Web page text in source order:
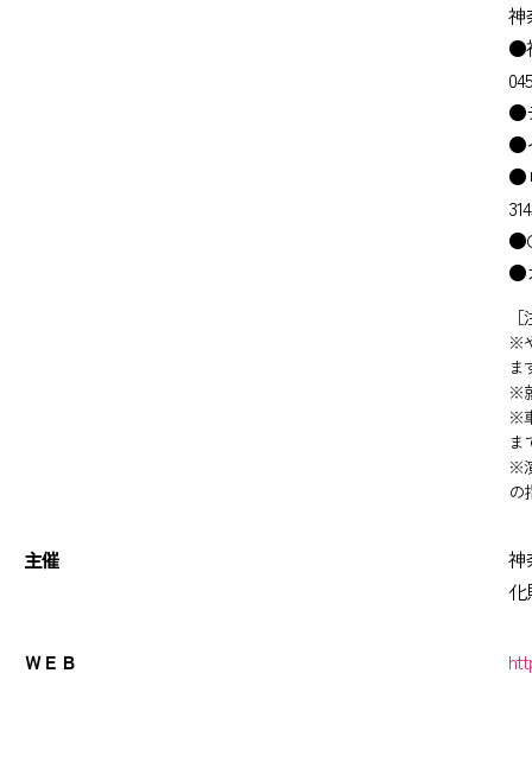
神
●
●
●
●
●
※
ま
※
※
ま
※
の
主催
神
化
ＷＥＢ